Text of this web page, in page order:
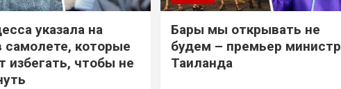
указала на
самолете, которые
избегать, чтобы не
Бары мы открывать не
будем – премьер министр
Таиланда